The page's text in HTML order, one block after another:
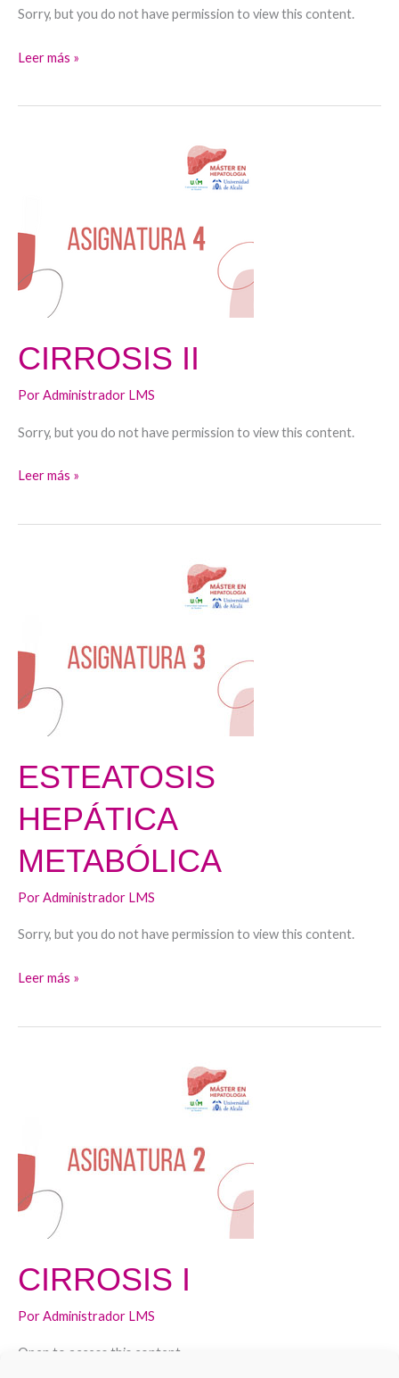
Sorry, but you do not have permission to view this content.
Leer más »
CIRROSIS II
PorAdministrador LMS
Sorry, but you do not have permission to view this content.
Leer más »
ESTEATOSIS
HEPÁTICA
METABÓLICA
PorAdministrador LMS
Sorry, but you do not have permission to view this content.
Leer más »
CIRROSIS I
PorAdministrador LMS
Open to access this content